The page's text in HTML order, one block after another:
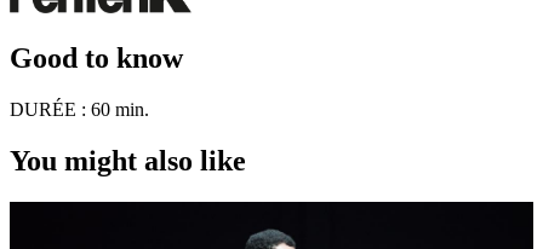
Good to know
DURÉE : 60 min.
You might also like